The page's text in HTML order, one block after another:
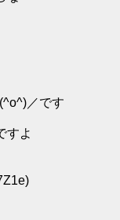
／です
すよ